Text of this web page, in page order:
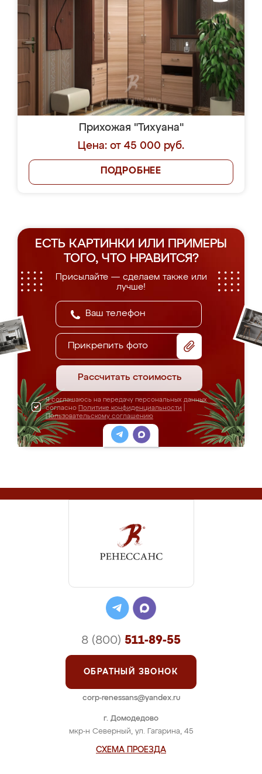
Прихожая "Тихуана"
Цена: от 45 000 руб.
ПОДРОБНЕЕ
ЕСТЬ КАРТИНКИ ИЛИ ПРИМЕРЫ
ТОГО, ЧТО НРАВИТСЯ?
Присылайте — сделаем также или
лучше!
Прикрепить фото
Рассчитать стоимость
Я соглашаюсь на передачу персональных данных
согласно Политике конфиденциальности
Пользовательскому соглашению
г. Домодедово
мкр-н Северный, ул. Гагарина, 45
СХЕМА ПРОЕЗДА
8 (800) 511-89-55
ОБРАТНЫЙ ЗВОНОК
corp-renessans@yandex.ru